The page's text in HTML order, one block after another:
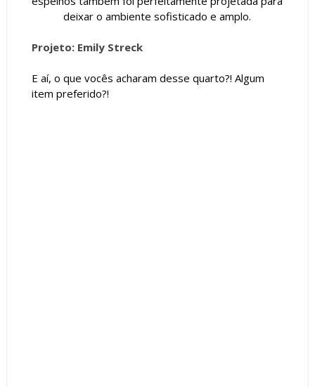
deixar o ambiente sofisticado e amplo.
Projeto: Emily Streck
E aí, o que vocês acharam desse quarto?! Algum
item preferido?!